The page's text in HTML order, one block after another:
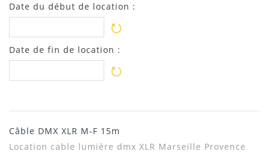
Date du début de location :
Date de fin de location :
Câble DMX XLR M-F 15m
Location cable lumière dmx XLR Marseille Provence